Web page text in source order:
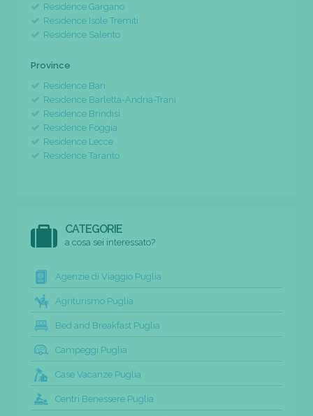
Residence Gargano
Residence Isole Tremiti
Residence Salento
Province
Residence Bari
Residence Barletta-Andria-Trani
Residence Brindisi
Residence Foggia
Residence Lecce
Residence Taranto
CATEGORIE
a cosa sei interessato?
Agenzie di Viaggio Puglia
Agriturismo Puglia
Bed and Breakfast Puglia
Campeggi Puglia
Case Vacanze Puglia
Centri Benessere Puglia